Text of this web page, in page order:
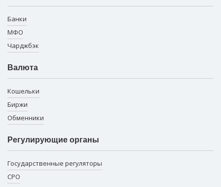
Банки
МФО
Чарджбэк
Валюта
Кошельки
Биржи
Обменники
Регулирующие органы
Государственные регуляторы
СРО